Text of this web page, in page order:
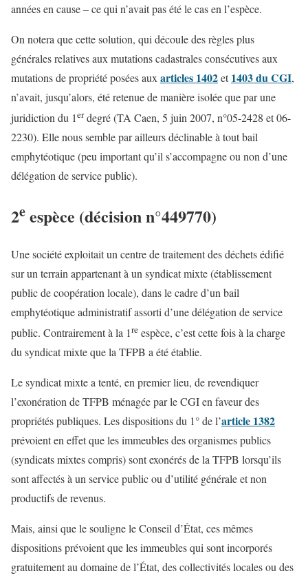
années en cause – ce qui n’avait pas été le cas en l’espèce.
On notera que cette solution, qui découle des règles plus
générales relatives aux mutations cadastrales consécutives aux
mutations de propriété posées aux articles 1402et1403 du CGI,
n’avait, jusqu’alors, été retenue de manière isolée que par une
juridiction du 1erdegré (TA Caen, 5 juin 2007, n°05-2428 et 06-
2230). Elle nous semble par ailleurs déclinable à tout bail
emphytéotique (peu important qu’il s’accompagne ou non d’une
délégation de service public).
2e espèce (décision n°449770)
Une société exploitait un centre de traitement des déchets édifié
sur un terrain appartenant à un syndicat mixte (établissement
public de coopération locale), dans le cadre d’un bail
emphytéotique administratif assorti d’une délégation de service
public. Contrairement à la 1re espèce, c’est cette fois à la charge
du syndicat mixte que la TFPB a été établie.
Le syndicat mixte a tenté, en premier lieu, de revendiquer
l’exonération de TFPB ménagée par le CGI en faveur des
propriétés publiques. Les dispositions du 1° de l’article 1382
prévoient en effet que les immeubles des organismes publics
(syndicats mixtes compris) sont exonérés de la TFPB lorsqu’ils
sont affectés à un service public ou d’utilité générale et non
productifs de revenus.
Mais, ainsi que le souligne le Conseil d’État, ces mêmes
dispositions prévoient que les immeubles qui sont incorporés
gratuitement au domaine de l’État, des collectivités locales ou des